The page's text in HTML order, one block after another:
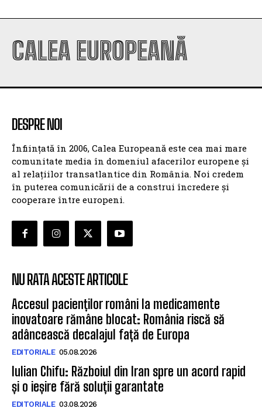
CALEA EUROPEANĂ
DESPRE NOI
Înființată în 2006, Calea Europeană este cea mai mare
comunitate media în domeniul afacerilor europene și
al relațiilor transatlantice din România. Noi credem
în puterea comunicării de a construi încredere și
cooperare între europeni.
NU RATA ACESTE ARTICOLE
Accesul pacienților români la medicamente
inovatoare rămâne blocat: România riscă să
adâncească decalajul față de Europa
EDITORIALE 05.08.2026
Iulian Chifu: Războiul din Iran spre un acord rapid
și o ieșire fără soluții garantate
EDITORIALE 03.08.2026